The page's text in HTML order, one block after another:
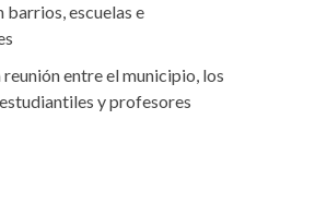
barrios, escuelas e
entre el municipio, los
y profesores